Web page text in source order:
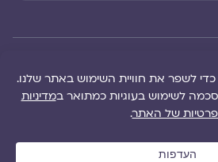
הוקם ב ❤ על ידי –
לימונדה 2.0
| מיתוג:
סטודיו נופר דסקל
שרה סגל־כץ
מפת אתר|